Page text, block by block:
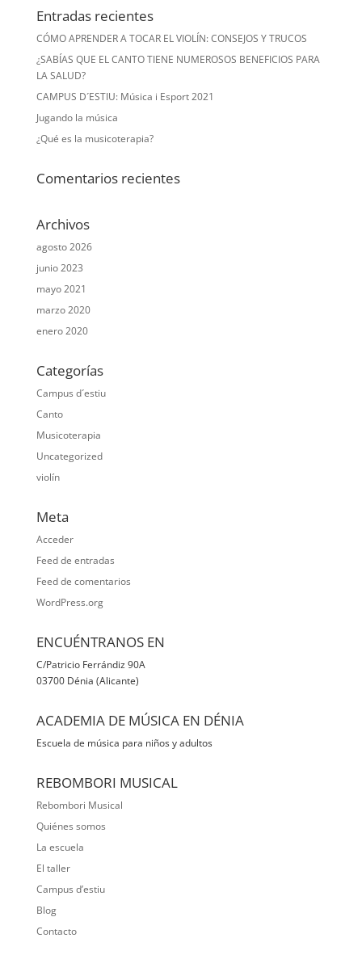
Entradas recientes
CÓMO APRENDER A TOCAR EL VIOLÍN: CONSEJOS Y TRUCOS
¿SABÍAS QUE EL CANTO TIENE NUMEROSOS BENEFICIOS PARA
LA SALUD?
CAMPUS D´ESTIU: Música i Esport 2021
Jugando la música
¿Qué es la musicoterapia?
Comentarios recientes
Archivos
agosto 2026
junio 2023
mayo 2021
marzo 2020
enero 2020
Categorías
Campus d´estiu
Canto
Musicoterapia
Uncategorized
violín
Meta
Acceder
Feed de entradas
Feed de comentarios
WordPress.org
ENCUÉNTRANOS EN
C/Patricio Ferrándiz 90A
03700 Dénia (Alicante)
ACADEMIA DE MÚSICA EN DÉNIA
Escuela de música para niños y adultos
REBOMBORI MUSICAL
Rebombori Musical
Quiénes somos
La escuela
El taller
Campus d’estiu
Blog
Contacto